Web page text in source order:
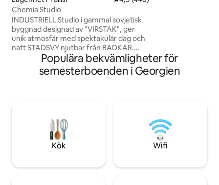
Chemia Studio
INDUSTRIELL Studio i gammal sovjetisk
byggnad designad av "VIRSTAK", ger
unik atmosfär med spektakulär dag och
natt STADSVY njutbar från BADKAR.
-100 % HANDGJORD. - Inte en
SLUMPMÄSSIG mysig/funktionell
lägenhet, Studiobekvämligheter består
att känna dig som i filmer. - VINGÅRD - 9
SORTER av vin - Filmprojektor
Upphämtning på flygplatsen Suzuki
Populära bekvämligheter för
semesterboenden i Georgien
Kök Wifi